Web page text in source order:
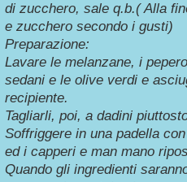
di zucchero, sale q.b.( Alla
e zucchero secondo i gusti)
Preparazione:
Lavare le melanzane, i
sedani e le olive verdi e
recipiente.
Tagliarli, poi, a dadini
Soffriggere in una padella
ed i capperi e man mano
Quando gli ingredienti